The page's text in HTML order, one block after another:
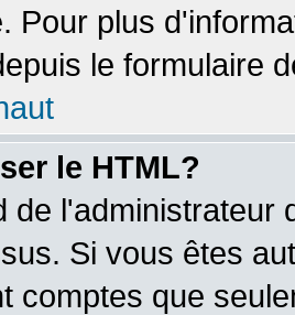
Pour plus
le formulaire
le HTML?
de l'administrateur
Si vous êtes
comptes que